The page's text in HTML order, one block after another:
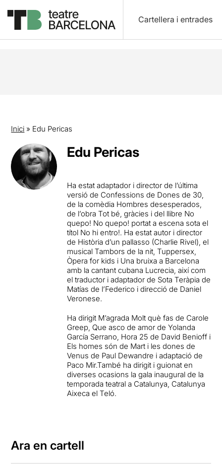
Cartellera i entrades
Inici » Edu Pericas
Edu Pericas
Ha estat adaptador i director de l’última
versió de Confessions de Dones de 30,
de la comèdia Hombres desesperados,
de l’obra Tot bé, gràcies i del llibre No
quepo! No quepo! portat a escena sota el
títol No hi entro!. Ha estat autor i director
de Història d’un pallasso (Charlie Rivel), el
musical Tambors de la nit, Tuppersex,
Òpera for kids i Una bruixa a Barcelona
amb la cantant cubana Lucrecia, així com
el traductor i adaptador de Sota Teràpia de
Matías de l’Federico i direcció de Daniel
Veronese.
Ha dirigit M’agrada Molt què fas de Carole
Greep, Que asco de amor de Yolanda
García Serrano, Hora 25 de David Benioff i
Els homes són de Mart i les dones de
Venus de Paul Dewandre i adaptació de
Paco Mir.També ha dirigit i guionat en
diverses ocasions la gala inaugural de la
temporada teatral a Catalunya, Catalunya
Aixeca el Teló.
Ara en cartell